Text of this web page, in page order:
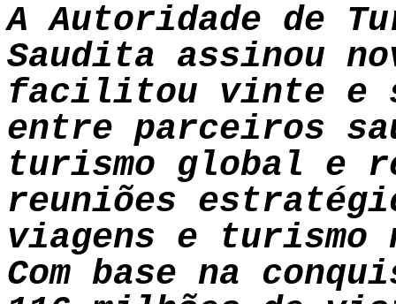
A Autoridade de
Saudita assinou
facilitou vinte e
entre parceiros
turismo global e
reuniões
viagens e turismo
Com base na